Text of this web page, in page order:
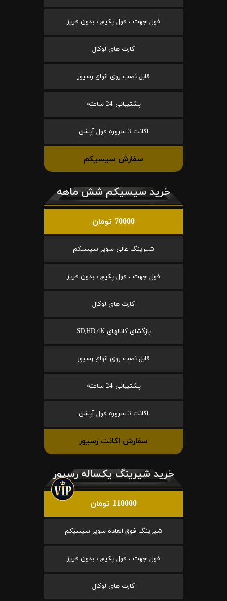
فول جهت ، فول پکیج ، بدون فریز
کارت های لوکال
قابل نصب روی انواع رسیور
پشتیبانی 24 ساعته
اکانت 3 سروره فول آپشن
سفارش سیسیکم
خرید سیسیکم شش ماهه
70000 تومان
شیرینگ عالی سوپر سیسیکم
فول جهت ، فول پکیج ، بدون فریز
کارت های لوکال
بازگشای کانالهای SD,HD,4K
قابل نصب روی انواع رسیور
پشتیبانی 24 ساعته
اکانت 3 سروره فول آپشن
سفارش اکانت رسیور
خرید شیرینگ یکساله رسیور
110000 تومان
شیرینگ فوق العاده سوپر سیسیکم
فول جهت ، فول پکیج ، بدون فریز
کارت های لوکال